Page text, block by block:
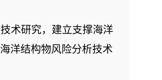
术研究，建立支撑海洋
洋结构物风险分析技术